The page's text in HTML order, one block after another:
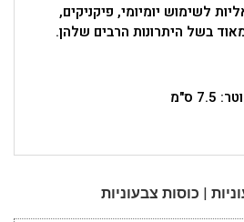
לשימוש יומיומי, פיקניקים,
מאוד בשל היתרונות הרבים שלהן.
| כוסות צבעוניות